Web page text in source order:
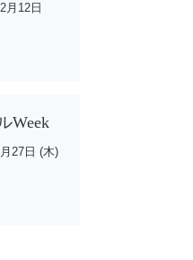
月12日
Week
27日 (木)